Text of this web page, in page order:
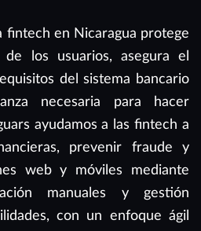
fintech en Nicaragua protege
los usuarios, asegura el
del sistema bancario
necesaria para hacer
ayudamos a las fintech a
prevenir fraude y
web y móviles mediante
manuales y gestión
con un enfoque ágil